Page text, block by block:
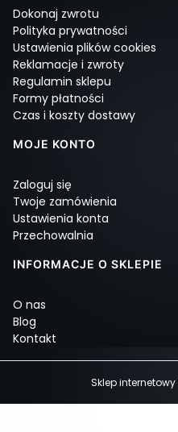
Dokonaj zwrotu
Polityka prywatności
Ustawienia plików cookies
Reklamacje i zwroty
Regulamin sklepu
Formy płatności
Czas i koszty dostawy
MOJE KONTO
Zaloguj się
Twoje zamówienia
Ustawienia konta
Przechowalnia
INFORMACJE O SKLEPIE
O nas
Blog
Kontakt
Sklep internetowy